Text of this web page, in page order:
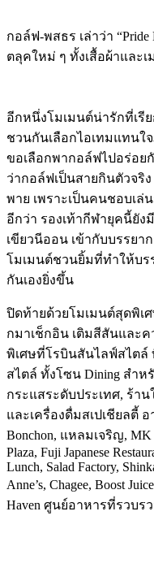
กอล์ฟ-พสธร เล่าว่า
ตลุคใหม่ ๆ ทั้งเสื้อผ้าและ
อีกหนึ่งโมเมนต์น่ารักที่เรี
ชวนกันเลือกไอเทมแทนใ
ขอเลือกพากอล์ฟไปอร่อย
ว่ากอล์ฟเป็นสายกินตัวจริ
พาย เพราะเป็นคนชอบเ
อีกว่า รองเท้ากีฬายุคนี้ยั
เขียวนีออน เข้ากับบรรยาก
โมเมนต์ชวนยิ้มที่ทำให้บร
กันเองยิ่งขึ้น
ปิดท้ายด้วยโมเมนต์สุดพิ
กมาเช็กอิน เติมสีสันและ
พิเศษที่โรบินสันไลฟ์สไต
สไตล์ ทั้งโซน Dining สำห
กระแสระดับประเทศ, ร้า
และเครื่องดื่มสเปเชียลตี้ อา
Bonchon, แหลมเจริญ, MK
Plaza, Fuji Japanese
Lunch, Salad Factory,
Anne’s, Chagee, Boost
Haven ศูนย์อาหารที่รวบร